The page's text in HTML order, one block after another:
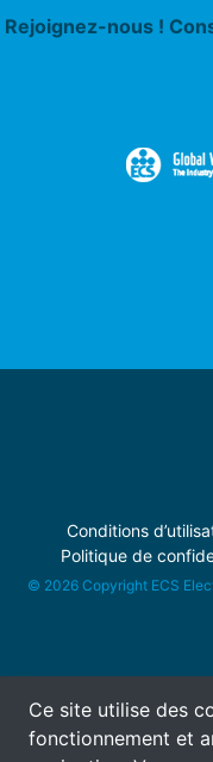
Ce site utilise des
fonctionnement et
Rejoignez-nous !
Conditions
Politique de
© 2026 Copyright ECS